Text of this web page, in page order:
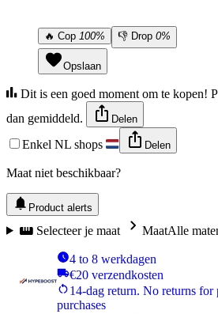
🔥 Cop 100% 👎 Drop 0%
Opslaan
Dit is een goed moment om te kopen!
dan gemiddeld.
Delen
Enkel NL shops Delen
Maat niet beschikbaar?
Product alerts
Selecteer je maat MaatAlle
4 to 8 werkdagen
€20 verzendkosten
14-dag return. No returns for
purchases